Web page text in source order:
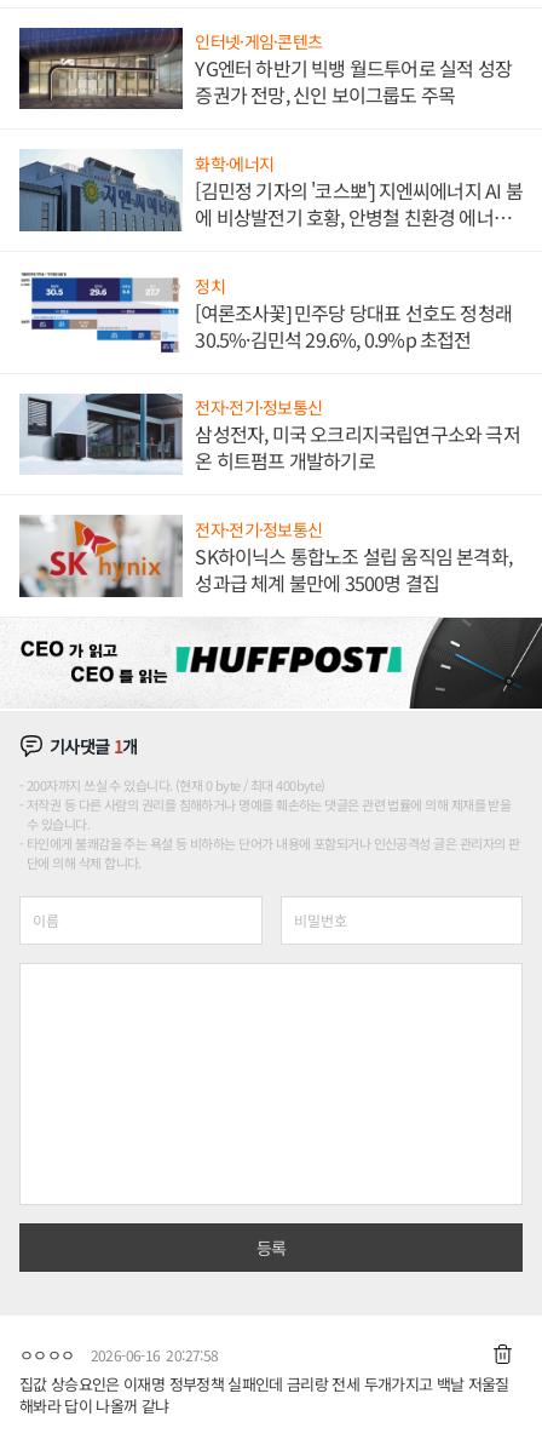
인터넷·게임·콘텐츠
YG엔터 하반기 빅뱅 월드투어로 실적 성장
증권가 전망, 신인 보이그룹도 주목
화학·에너지
[김민정 기자의 '코스뽀'] 지엔씨에너지 AI 붐
에 비상발전기 호황, 안병철 친환경 에너지
정치
[여론조사꽃] 민주당 당대표 선호도 정청래
30.5%·김민석 29.6%, 0.9%p 초접전
전자·전기·정보통신
삼성전자, 미국 오크리지국립연구소와 극저
온 히트펌프 개발하기로
전자·전기·정보통신
SK하이닉스 통합노조 설립 움직임 본격화,
성과급 체계 불만에 3500명 결집
기사댓글 1개
200자까지 쓰실 수 있습니다. (현재 0 byte / 최대 400byte)
저작권 등 다른 사람의 권리를 침해하거나 명예를 훼손하는 댓글은 관련 법률에 의해 제재를 받을
수 있습니다.
타인에게 불쾌감을 주는 욕설 등 비하하는 단어가 내용에 포함되거나 인신공격성 글은 관리자의 판
단에 의해 삭제 합니다.
ㅇㅇㅇㅇ 2026-06-16 20:27:58
집값 상승요인은 이재명 정부정책 실패인데 금리랑 전세 두개가지고 백날 저울질
해봐라 답이 나올꺼 같냐